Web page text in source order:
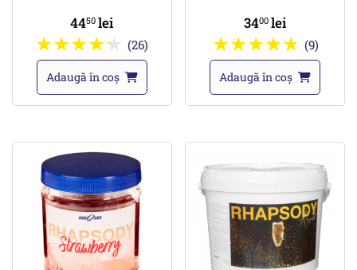
4450lei
(26)
Adaugă în coș
3400lei
(9)
Adaugă în coș